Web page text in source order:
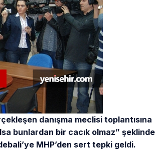
danışma meclisi toplantısına
bunlardan bir cacık olmaz” şeklinde
MHP’den sert tepki geldi.